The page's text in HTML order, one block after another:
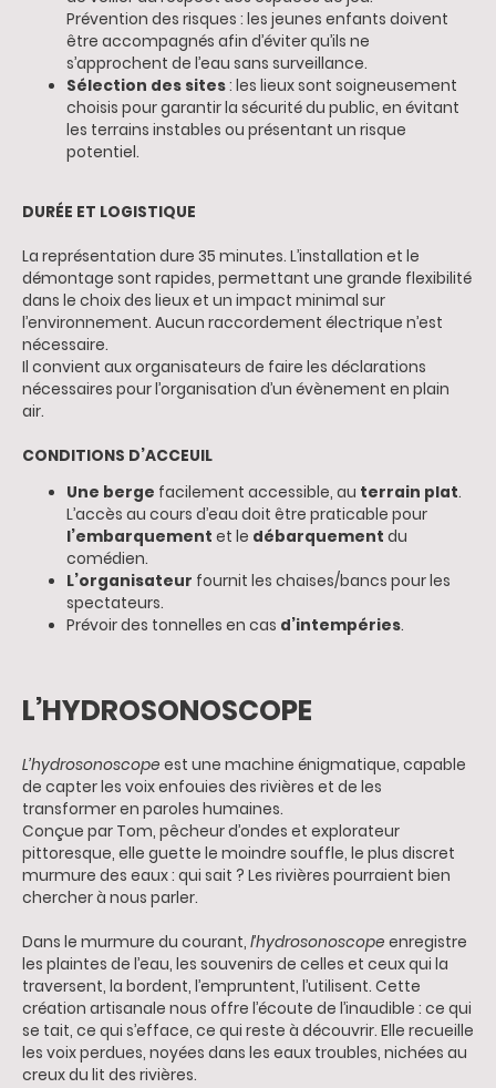
Prévention des risques : les jeunes enfants doivent
être accompagnés afin d’éviter qu’ils ne
s’approchent de l’eau sans surveillance.
Sélection des sites: les lieux sont soigneusement
choisis pour garantir la sécurité du public, en évitant
les terrains instables ou présentant un risque
potentiel.
DURÉE ET LOGISTIQUE
La représentation dure 35 minutes. L’installation et le
démontage sont rapides, permettant une grande flexibilité
dans le choix des lieux et un impact minimal sur
l’environnement. Aucun raccordement électrique n’est
nécessaire.
Il convient aux organisateurs de faire les déclarations
nécessaires pour l’organisation d’un évènement en plain
air.
CONDITIONS D’ACCEUIL
Une berge facilement accessible, au terrain plat.
L’accès au cours d’eau doit être praticable pour
l’embarquement et le débarquement du
comédien.
L’organisateur fournit les chaises/bancs pour les
spectateurs.
Prévoir des tonnelles en cas d’intempéries.
L’HYDROSONOSCOPE
L’hydrosonoscope est une machine énigmatique, capable
de capter les voix enfouies des rivières et de les
transformer en paroles humaines.
Conçue par Tom, pêcheur d’ondes et explorateur
pittoresque, elle guette le moindre souffle, le plus discret
murmure des eaux : qui sait ? Les rivières pourraient bien
chercher à nous parler.
Dans le murmure du courant, l’hydrosonoscope enregistre
les plaintes de l’eau, les souvenirs de celles et ceux qui la
traversent, la bordent, l’empruntent, l’utilisent. Cette
création artisanale nous offre l’écoute de l’inaudible : ce qui
se tait, ce qui s’efface, ce qui reste à découvrir. Elle recueille
les voix perdues, noyées dans les eaux troubles, nichées au
creux du lit des rivières.